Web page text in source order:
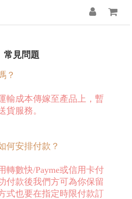
常見問題
？
輸成本傳嫁至產品上，暫
貨服務。
何安排付款？
轉數快/Payme或信用卡付
付款後我們方可為你保留
式也要在指定時限付款訂